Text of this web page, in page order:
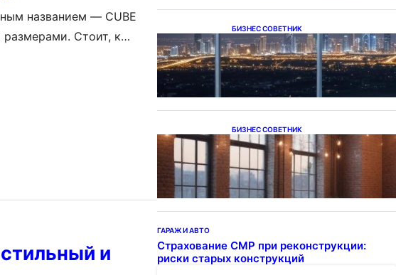
названием — CUBE
размерами. Стоит, к
внешнего вида С
и
БИЗНЕС СОВЕТНИК
Каталог светодиодных
светильников и LED-
освещения в Казахстане
БИЗНЕС СОВЕТНИК
Подвесные светодиодные
светильники на тросе
ГАРАЖ И АВТО
Страхование СМР при реконструкции:
риски старых конструкций